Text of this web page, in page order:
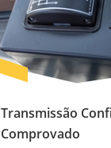
Transmissão
Comprovado